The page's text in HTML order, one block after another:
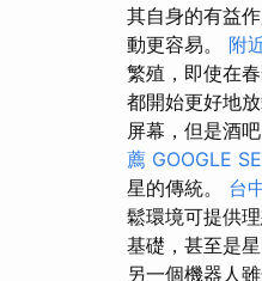
其自身的有益作
動更容易。 附
繁殖，即使在
都開始更好地
屏幕，但是酒
薦 GOOGLE
星的傳統。 台
鬆環境可提供
基礎，甚至是
另一個機器人